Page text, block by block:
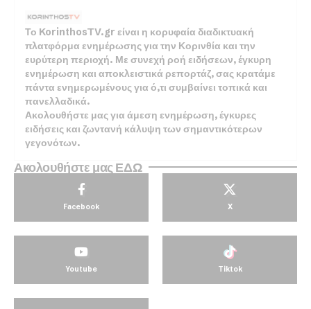
Το KorinthosTV.gr είναι η κορυφαία διαδικτυακή
πλατφόρμα ενημέρωσης για την Κορινθία και την
ευρύτερη περιοχή. Με συνεχή ροή ειδήσεων, έγκυρη
ενημέρωση και αποκλειστικά ρεπορτάζ, σας κρατάμε
πάντα ενημερωμένους για ό,τι συμβαίνει τοπικά και
πανελλαδικά.
Ακολουθήστε μας για άμεση ενημέρωση, έγκυρες
ειδήσεις και ζωντανή κάλυψη των σημαντικότερων
γεγονότων.
Ακολουθήστε μας ΕΔΩ
Facebook X
Youtube Tiktok